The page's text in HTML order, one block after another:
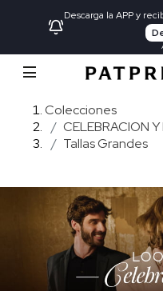
Descarga la APP y
Colecciones
CELEBRACION Y
Tallas Grandes